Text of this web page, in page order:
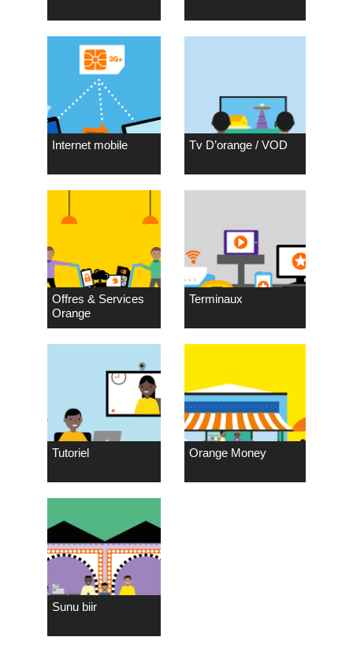
Internet mobile Tv D’orange / VOD
Offres & Services
Orange
Terminaux
Tutoriel Orange Money
Sunu biir